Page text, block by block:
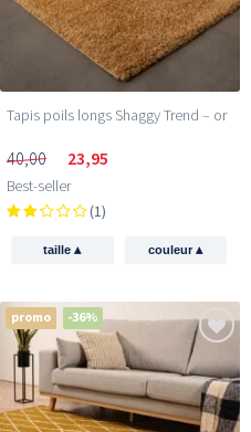
Tapis poils longs Shaggy Trend – or
40,00 23,95
Best-seller
(1)
taille▴ couleur▴
promo -36%